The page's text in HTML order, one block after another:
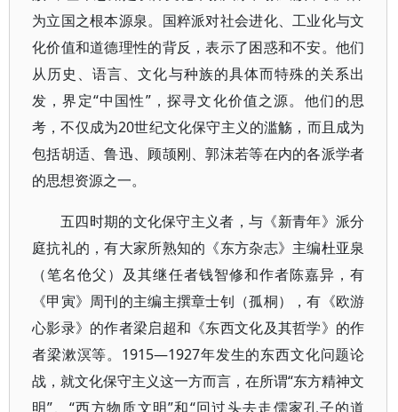
为立国之根本源泉。国粹派对社会进化、工业化与文
化价值和道德理性的背反，表示了困惑和不安。他们
从历史、语言、文化与种族的具体而特殊的关系出
发，界定“中国性”，探寻文化价值之源。他们的思
考，不仅成为20世纪文化保守主义的滥觞，而且成为
包括胡适、鲁迅、顾颉刚、郭沫若等在内的各派学者
的思想资源之一。
五四时期的文化保守主义者，与《新青年》派分
庭抗礼的，有大家所熟知的《东方杂志》主编杜亚泉
（笔名伧父）及其继任者钱智修和作者陈嘉异，有
《甲寅》周刊的主编主撰章士钊（孤桐），有《欧游
心影录》的作者梁启超和《东西文化及其哲学》的作
者梁漱溟等。1915—1927年发生的东西文化问题论
战，就文化保守主义这一方而言，在所谓“东方精神文
明”、“西方物质文明”和“回过头去走儒家孔子的道